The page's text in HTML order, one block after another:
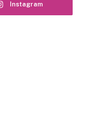
Instagram